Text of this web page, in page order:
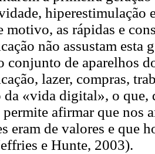
hiperestimulação
motivo, as rápidas e
não assustam esta
conjunto de aparelhos
lazer, compras,
da «vida digital», o
afirmar que nos
eram de valores e que
e Hunte, 2003).